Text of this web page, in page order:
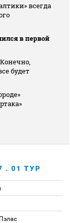
всегда
в первой
будет
. 01 ТУР